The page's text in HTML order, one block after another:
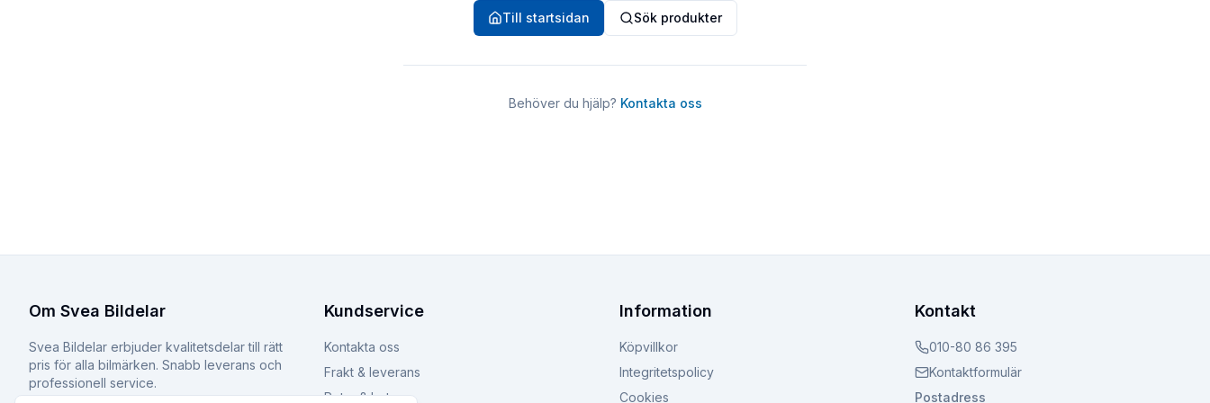
Till startsidan Sök produkter
Behöver du hjälp? Kontakta oss
Om Svea Bildelar
Svea Bildelar erbjuder kvalitetsdelar till rätt
pris för alla bilmärken. Snabb leverans och
professionell service.
Kundservice
Kontakta oss
Frakt & leverans
Retur & byte
Information
Köpvillkor
Integritetspolicy
Cookies
Kontakt
010-80 86 395
Kontaktformulär
Postadress